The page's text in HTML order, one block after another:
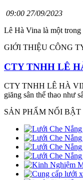
09:00 27/09/2023
Lê Hà Vina là một
GIỚI THIỆU CÔNG
CTY TNHH LÊ
CTY TNHH LÊ HÀ
giăng sân thể thao như
SẢN PHẨM NỔI BẬT